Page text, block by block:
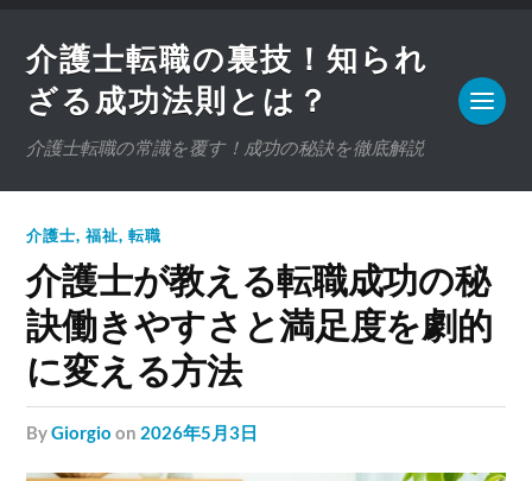
介護士転職の裏技！知られ
ざる成功法則とは？
介護士転職の常識を覆す！成功の秘訣を徹底解説
介護士,福祉,転職
介護士が教える転職成功の秘
訣働きやすさと満足度を劇的
に変える方法
byGiorgio on 2026年5月3日